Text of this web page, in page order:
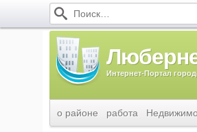
Интернет-Портал
о районе работа